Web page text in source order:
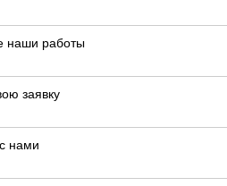
наши работы
заявку
нами